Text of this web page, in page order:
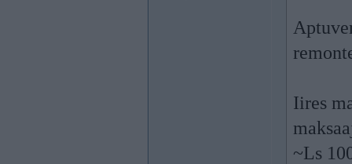
Iires
~Ls